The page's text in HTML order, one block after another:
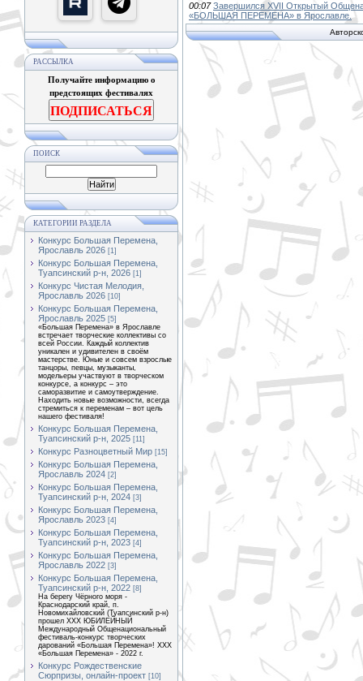
РАССЫЛКА
Получайте информацию о
предстоящих фестивалях
ПОДПИСАТЬСЯ
ПОИСК
КАТЕГОРИИ РАЗДЕЛА
Конкурс Большая Перемена,
Ярославль 2026 [1]
Конкурс Большая Перемена,
Туапсинский р-н, 2026 [1]
Конкурс Чистая Мелодия,
Ярославль 2026 [10]
Конкурс Большая Перемена,
Ярославль 2025 [5]
«Большая Перемена» в Ярославле
встречает творческие коллективы со
всей России. Каждый коллектив
уникален и удивителен в своём
мастерстве. Юные и совсем взрослые
танцоры, певцы, музыканты,
модельеры участвуют в творческом
конкурсе, а конкурс – это
саморазвитие и самоутверждение.
Находить новые возможности, всегда
стремиться к переменам – вот цель
нашего фестиваля!
Конкурс Большая Перемена,
Туапсинский р-н, 2025 [11]
Конкурс Разноцветный Мир [15]
Конкурс Большая Перемена,
Ярославль 2024 [2]
Конкурс Большая Перемена,
Туапсинский р-н, 2024 [3]
Конкурс Большая Перемена,
Ярославль 2023 [4]
Конкурс Большая Перемена,
Туапсинский р-н, 2023 [4]
Конкурс Большая Перемена,
Ярославль 2022 [3]
Конкурс Большая Перемена,
Туапсинский р-н, 2022 [8]
На берегу Чёрного моря -
Краснодарский край, п.
Новомихайловский (Туапсинский р-н)
прошел XXX ЮБИЛЕЙНЫЙ
Международный Общенациональный
фестиваль-конкурс творческих
дарований «Большая Перемена»! XXX
«Большая Перемена» - 2022 г.
Конкурс Рождественские
Сюрпризы, онлайн-проект [10]
00:07 Завершился XVII Открытый
«БОЛЬШАЯ ПЕРЕМЕНА» в Ярославле.